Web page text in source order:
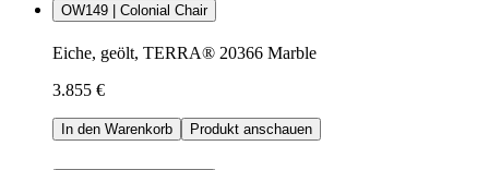
OW149 | Colonial Chair
Eiche, geölt, TERRA® 20366 Marble
3.855 €
In den Warenkorb Produkt anschauen